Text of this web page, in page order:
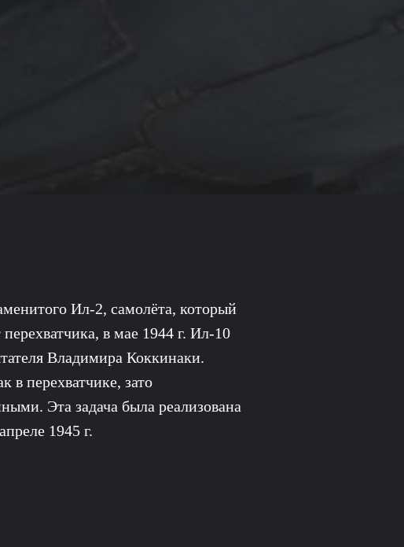
Ил-2, самолёта, который
в мае 1944 г. Ил-10
Владимира Коккинаки.
в перехватчике, зато
Эта задача была реализована
1945 г.